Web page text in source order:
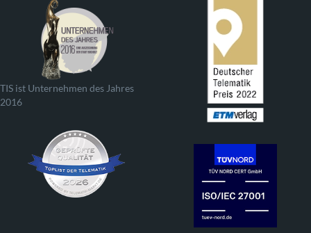
TIS ist Unternehmen des Jahres
2016